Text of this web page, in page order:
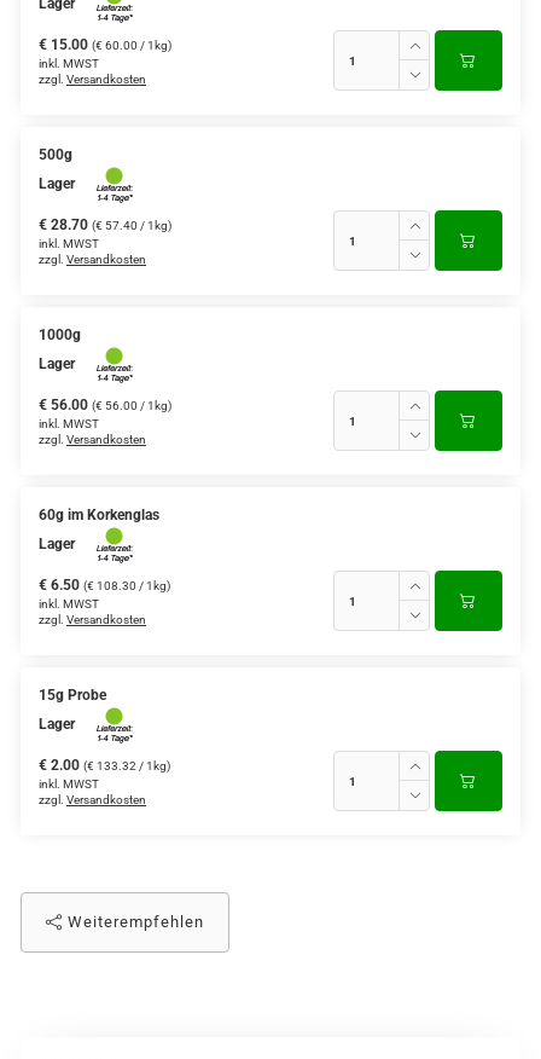
Lager
€ 15.00 (€ 60.00 / 1kg)
inkl. MWST
zzgl. Versandkosten
500g
Lager
€ 28.70 (€ 57.40 / 1kg)
inkl. MWST
zzgl. Versandkosten
1000g
Lager
€ 56.00 (€ 56.00 / 1kg)
inkl. MWST
zzgl. Versandkosten
60g im Korkenglas
Lager
€ 6.50 (€ 108.30 / 1kg)
inkl. MWST
zzgl. Versandkosten
15g Probe
Lager
€ 2.00 (€ 133.32 / 1kg)
inkl. MWST
zzgl. Versandkosten
Weiterempfehlen